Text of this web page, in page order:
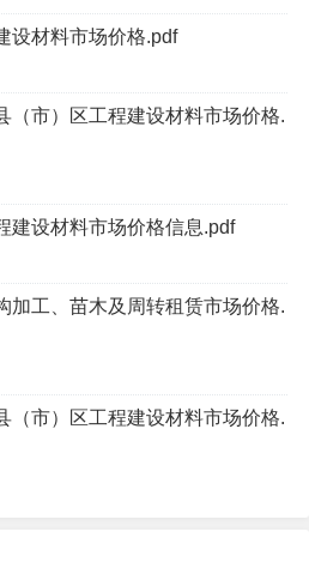
设材料市场价格.pdf
（市）区工程建设材料市场价格.
建设材料市场价格信息.pdf
加工、苗木及周转租赁市场价格.
（市）区工程建设材料市场价格.